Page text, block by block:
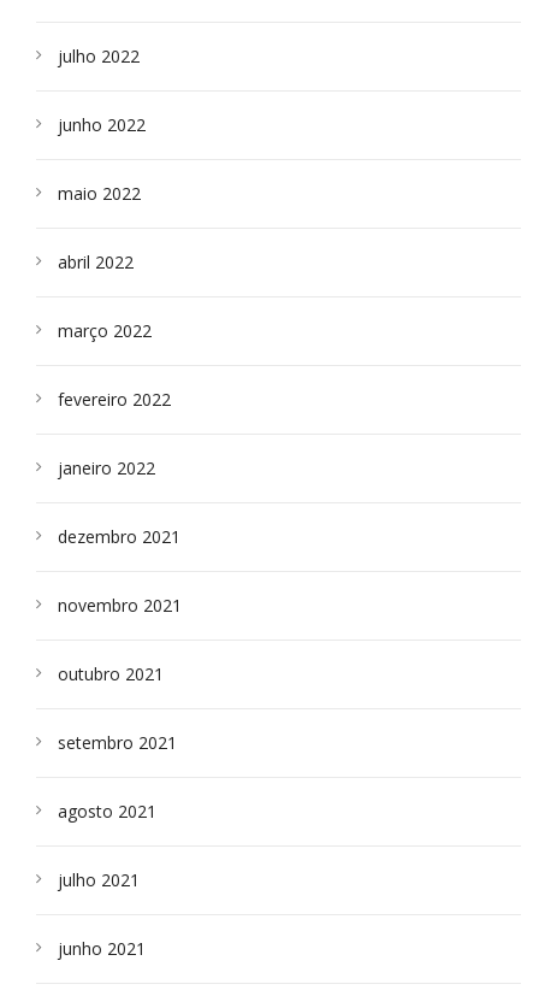
julho 2022
junho 2022
maio 2022
abril 2022
março 2022
fevereiro 2022
janeiro 2022
dezembro 2021
novembro 2021
outubro 2021
setembro 2021
agosto 2021
julho 2021
junho 2021